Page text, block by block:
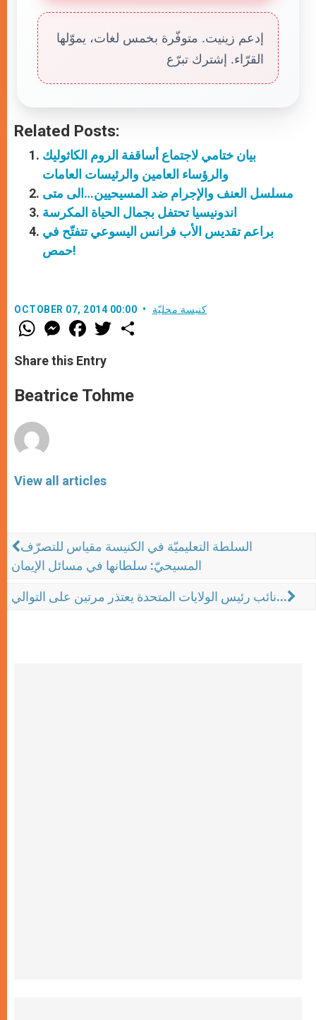
إدعم زينيت. متوفّرة بخمس لغات، يموّلها
القرّاء. إشترك تبرّع
Related Posts:
بيان ختامي لاجتماع أساقفة الروم الكاثوليك
والرؤساء العامين والرئيسات العامات
مسلسل العنف والإجرام ضد المسيحيين…الى متى
اندونيسيا تحتفل بجمال الحياة المكرسة
براعم تقديس الأب فرانس اليسوعي تتفتّح في
حمص!
OCTOBER 07, 2014 00:00 كنيسة محليّة
W
h
t
s
p
p
M
e
s
e
g
e
F
a
e
b
o
k
w
r
Share this Entry
Beatrice Tohme
View all articles
السلطة التعليميّة في الكنيسة مقياس للتصرّف
المسيحيّ: سلطانها في مسائل الإيمان
نائب رئيس الولايات المتحدة يعتذر مرتين على التوالي...